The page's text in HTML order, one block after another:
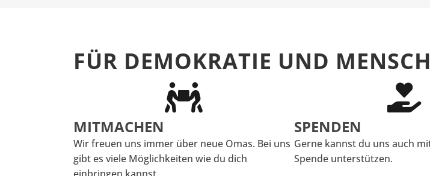
FÜR DEMOKRATIE UND
MITMACHEN
Wir freuen uns immer über neue Omas. Bei uns
gibt es viele Möglichkeiten wie du dich
SPENDEN
Gerne kannst du uns auch
Spende unterstützen.